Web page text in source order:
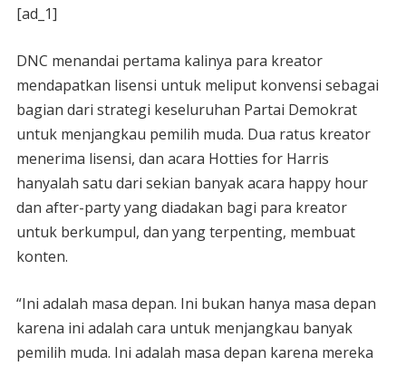
[ad_1]
DNC menandai pertama kalinya para kreator
mendapatkan lisensi untuk meliput konvensi sebagai
bagian dari strategi keseluruhan Partai Demokrat
untuk menjangkau pemilih muda. Dua ratus kreator
menerima lisensi, dan acara Hotties for Harris
hanyalah satu dari sekian banyak acara happy hour
dan after-party yang diadakan bagi para kreator
untuk berkumpul, dan yang terpenting, membuat
konten.
“Ini adalah masa depan. Ini bukan hanya masa depan
karena ini adalah cara untuk menjangkau banyak
pemilih muda. Ini adalah masa depan karena mereka